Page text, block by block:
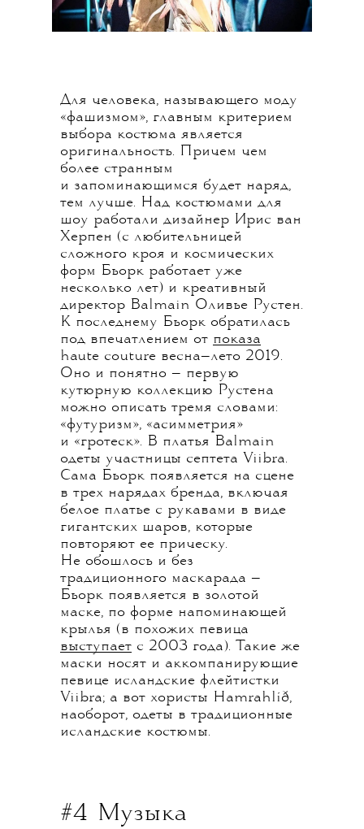
Для человека, называющего моду
«фашизмом», главным критерием
выбора костюма является
оригинальность. Причем чем
более странным
и запоминающимся будет наряд,
тем лучше. Над костюмами для
шоу работали дизайнер Ирис ван
Херпен (с любительницей
сложного кроя и космических
форм Бьорк работает уже
несколько лет) и креативный
директор Balmain Оливье Рустен.
К последнему Бьорк обратилась
под впечатлением от показа
haute couture весна—лето 2019.
Оно и понятно — первую
кутюрную коллекцию Рустена
можно описать тремя словами:
«футуризм», «асимметрия»
и «гротеск». В платья Balmain
одеты участницы септета Viibra.
Сама Бьорк появляется на сцене
в трех нарядах бренда, включая
белое платье с рукавами в виде
гигантских шаров, которые
повторяют ее прическу.
Не обошлось и без
традиционного маскарада —
Бьорк появляется в золотой
маске, по форме напоминающей
крылья (в похожих певица
выступает с 2003 года). Такие же
маски носят и аккомпанирующие
певице исландские флейтистки
Viibra; а вот хористы Hamrahlíð,
наоборот, одеты в традиционные
исландские костюмы.
#4 Музыка